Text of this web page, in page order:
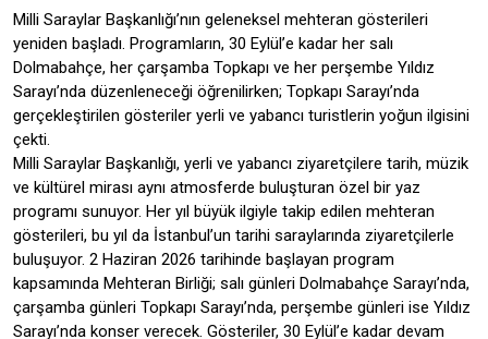
Milli Saraylar Başkanlığı’nın geleneksel mehteran gösterileri
yeniden başladı. Programların, 30 Eylül’e kadar her salı
Dolmabahçe, her çarşamba Topkapı ve her perşembe Yıldız
Sarayı’nda düzenleneceği öğrenilirken; Topkapı Sarayı’nda
gerçekleştirilen gösteriler yerli ve yabancı turistlerin yoğun ilgisini
çekti.
Milli Saraylar Başkanlığı, yerli ve yabancı ziyaretçilere tarih, müzik
ve kültürel mirası aynı atmosferde buluşturan özel bir yaz
programı sunuyor. Her yıl büyük ilgiyle takip edilen mehteran
gösterileri, bu yıl da İstanbul’un tarihi saraylarında ziyaretçilerle
buluşuyor. 2 Haziran 2026 tarihinde başlayan program
kapsamında Mehteran Birliği; salı günleri Dolmabahçe Sarayı’nda,
çarşamba günleri Topkapı Sarayı’nda, perşembe günleri ise Yıldız
Sarayı’nda konser verecek. Gösteriler, 30 Eylül’e kadar devam